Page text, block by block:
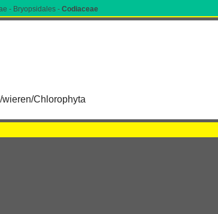
- Bryopsidales - Codiaceae
Chlorophyta